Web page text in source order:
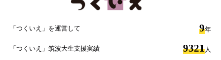
「つくいえ」を運営して 9年
「つくいえ」筑波大生支援実績 9321人